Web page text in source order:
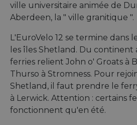
ville universitaire animée de
Aberdeen, la " ville granitique ".
L'EuroVelo 12 se termine dans
les îles Shetland. Du continent
ferries relient John o' Groats à
Thurso à Stromness. Pour
Shetland, il faut prendre le
à Lerwick. Attention : certains
fonctionnent qu'en été.